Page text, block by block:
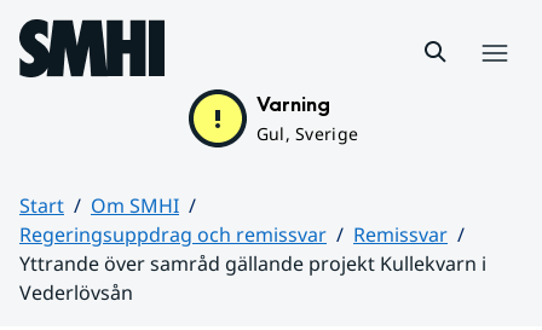
Hoppa till sidans innehåll
Varning
Gul, Sverige
Start
Om SMHI
Regeringsuppdrag och remissvar
Remissvar
Yttrande över samråd gällande projekt Kullekvarn i
Vederlövsån